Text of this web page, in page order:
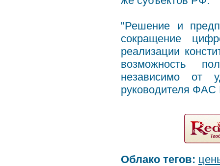
"Решение и
сокращение
реализации
возможность
независимо от
руководителя ФАС
Облако тегов: